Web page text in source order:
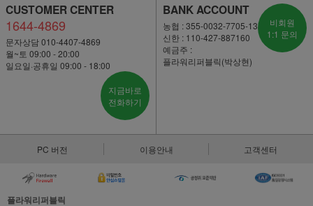
CUSTOMER CENTER
1644-4869
문자상담 010-4407-4869
월~토 09:00 - 20:00
일요일·공휴일 09:00 - 18:00
지금바로
전화하기
BANK ACCOUNT
농협 : 355-0032-7705-13
신한 : 110-427-887160
예금주 :
플라워리퍼블릭(박상현)
비회원
1:1 문의
PC 버전 이용안내 고객센터
플라워리퍼블릭